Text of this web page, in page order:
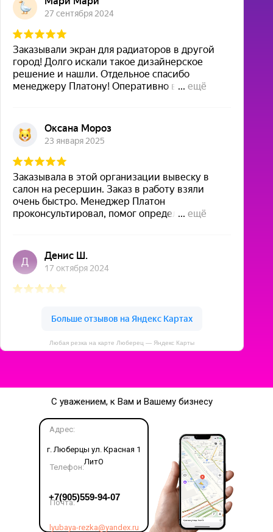
Любая резка на карте Люберец — Яндекс Карты
С уважением, к Вам и Вашему бизнесу
Адрес:
г. Люберцы ул. Красная 1
ЛитО
Телефон:
+7(905)559-94-07
Почта:
lyubaya-rezka@yandex.ru